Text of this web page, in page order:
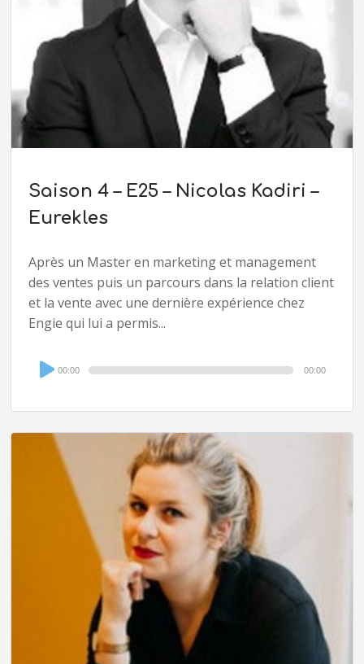
Saison 4 – E25 – Nicolas Kadiri –
Eurekles
Après un Master en marketing et management
des ventes puis un parcours dans la relation client
et la vente avec une dernière expérience chez
Engie qui lui a permis...
Audio
Player
00:00 00:00